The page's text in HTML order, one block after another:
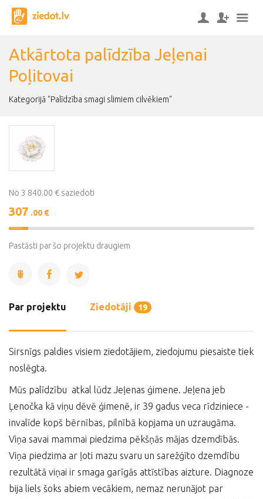
Atkārtota palīdzība Jeļenai
Poļitovai
Kategorijā "Palīdzība smagi slimiem cilvēkiem"
No 3 840.00 € saziedoti
307 .00 €
8%
Complete
Pastāsti par šo projektu draugiem
Par projektu Ziedotāji 19
Sirsnīgs paldies visiem ziedotājiem, ziedojumu piesaiste tiek
noslēgta.
Mūs palīdzību atkal lūdz Jeļenas ģimene. Jeļena jeb
Ļenočka kā viņu dēvē ģimenē, ir 39 gadus veca rīdziniece -
invalīde kopš bērnības, pilnībā kopjama un uzraugāma.
Viņa savai mammai piedzima pēkšņās mājas dzemdībās.
Viņa piedzima ar ļoti mazu svaru un sarežģīto dzemdību
rezultātā viņai ir smaga garīgās attīstības aizture. Diagnoze
bija liels šoks abiem vecākiem, nemaz nerunājot par